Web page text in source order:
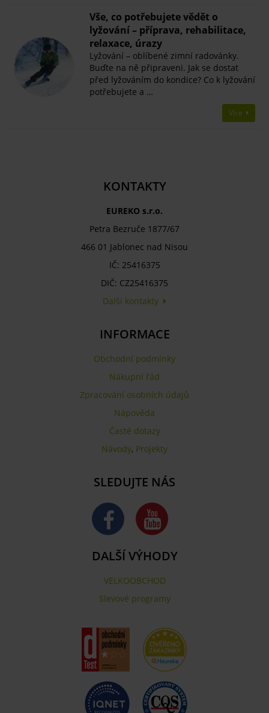
Vše, co potřebujete vědět o
lyžování – příprava, rehabilitace,
relaxace, úrazy
Lyžování – oblíbené zimní radovánky.
Buďte na ně připraveni. Jak se dostat
před lyžováním do kondice? Co k lyžování
potřebujete a …
Více
KONTAKTY
EUREKO s.r.o.
Petra Bezruče 1877/67
466 01 Jablonec nad Nisou
IČ: 25416375
DIČ: CZ25416375
Další kontakty
INFORMACE
Obchodní podmínky
Nákupní řád
Zpracování osobních údajů
Nápověda
Časté dotazy
Návody, Projekty
SLEDUJTE NÁS
DALŠÍ VÝHODY
VELKOOBCHOD
Slevové programy